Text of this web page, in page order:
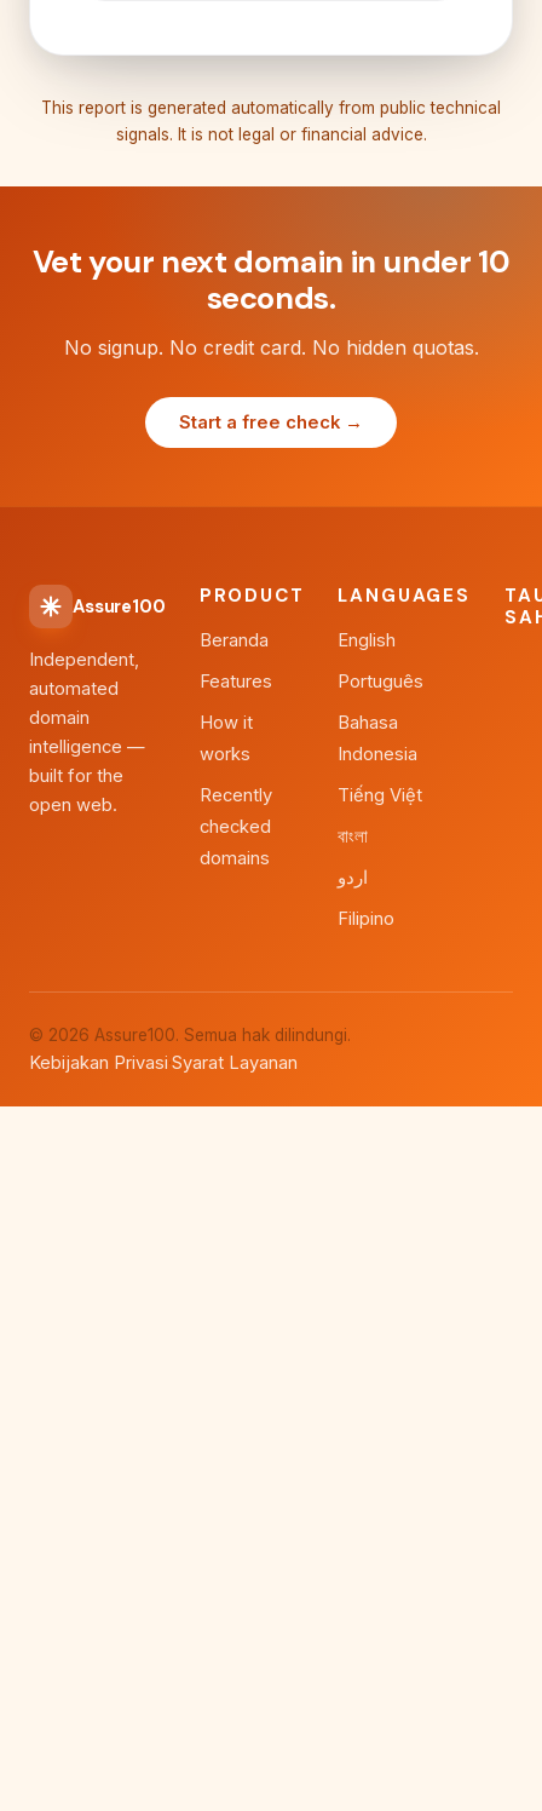
This report is generated automatically from public technical
signals. It is not legal or financial advice.
Vet your next domain in under 10
seconds.
No signup. No credit card. No hidden quotas.
Start a free check →
Assure100
Independent,
automated
domain
intelligence —
built for the
open web.
PRODUCT
Beranda
Features
How it
works
Recently
checked
domains
LANGUAGES
English
Português
Bahasa
Indonesia
Tiếng Việt
বাংলা
اردو
Filipino
© 2026 Assure100. Semua hak dilindungi.
Kebijakan Privasi·Syarat Layanan